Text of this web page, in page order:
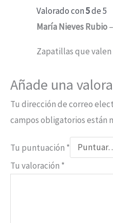
Valorado con5de 5
María Nieves Rubio–
Zapatillas que valen
Añade una
Tu dirección de correo
campos obligatorios están
Tu puntuación *
Tu valoración *